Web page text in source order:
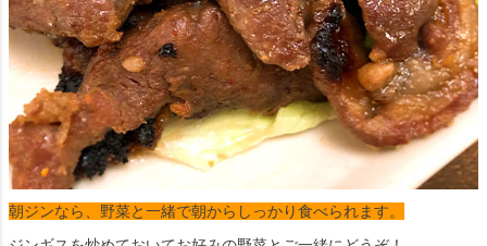
朝ジンなら、野菜と一緒で朝からしっかり食べられます。